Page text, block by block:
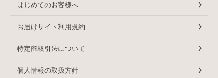
はじめてのお客様へ
お届けサイト利用規約
特定商取引法について
個人情報の取扱方針